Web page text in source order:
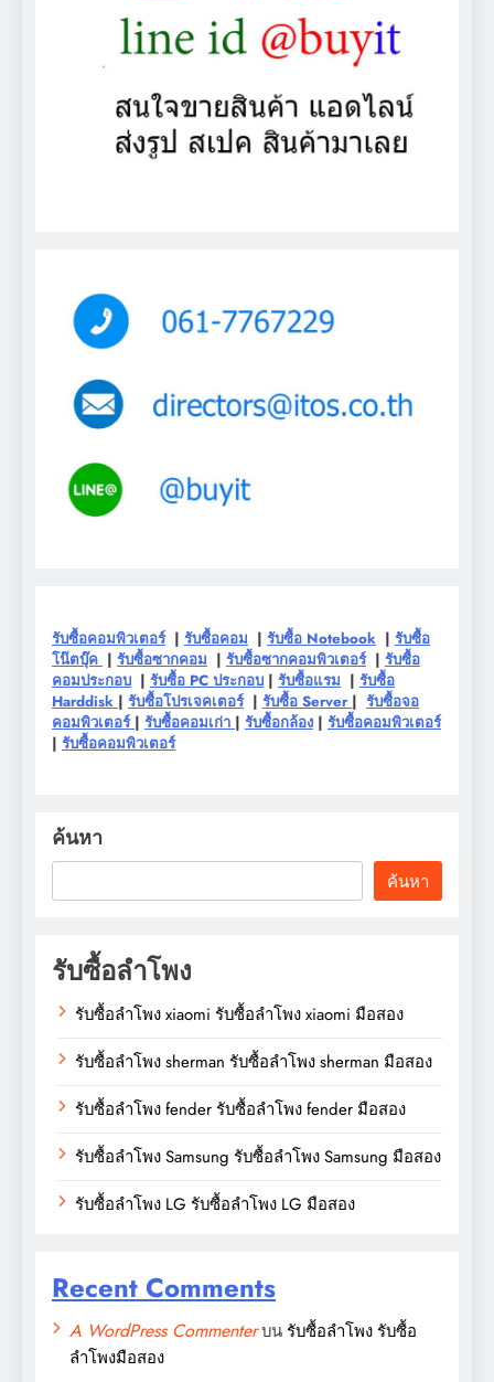
รับซื้อคอมพิวเตอร์| รับซื้อคอม | รับซื้อ Notebook | รับซื้อ
โน๊ตบุ๊ค | รับซื้อซากคอม | รับซื้อซากคอมพิวเตอร์| รับซื้อ
คอมประกอบ | รับซื้อ PC ประกอบ | รับซื้อแรม | รับซื้อ
Harddisk | รับซื้อโปรเจคเตอร์| รับซื้อ Server | รับซื้อจอ
คอมพิวเตอร์ | รับซื้อคอมเก่า | รับซื้อกล้อง | รับซื้อคอมพิวเตอร์
| รับซื้อคอมพิวเตอร์
ค้นหา
ค้นหา
รับซื้อลำโพง
รับซื้อลำโพง xiaomi รับซื้อลำโพง xiaomi มือสอง
รับซื้อลำโพง sherman รับซื้อลำโพง sherman มือสอง
รับซื้อลำโพง fender รับซื้อลำโพง fender มือสอง
รับซื้อลำโพง Samsung รับซื้อลำโพง Samsung มือสอง
รับซื้อลำโพง LG รับซื้อลำโพง LG มือสอง
Recent Comments
A WordPress Commenterบน รับซื้อลำโพง รับซื้อ
ลำโพงมือสอง